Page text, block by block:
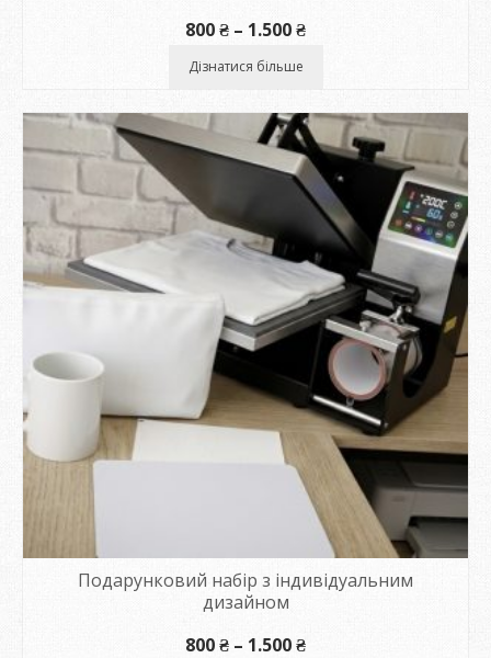
800₴ – 1.500₴Діапазон
1.500 ₴
Дізнатися більше
Подарунковий набір з індивідуальним
дизайном
800₴ – 1.500₴Діапазон